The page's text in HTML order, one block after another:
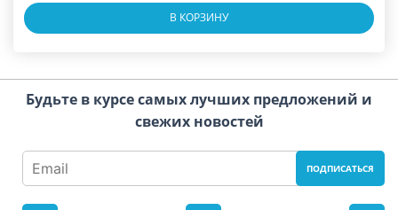
В КОРЗИНУ
Будьте в курсе самых лучших предложений и
свежих новостей